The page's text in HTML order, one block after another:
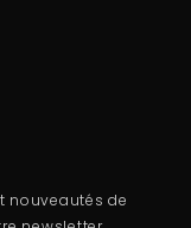
nouveautés de